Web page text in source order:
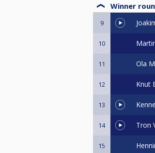
Winner
9
10
11 Ola
12 Knut
13
14 Tron
15